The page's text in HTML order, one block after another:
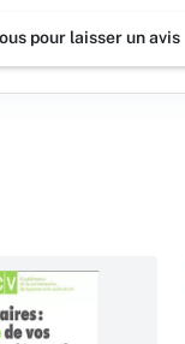
pour laisser un avis